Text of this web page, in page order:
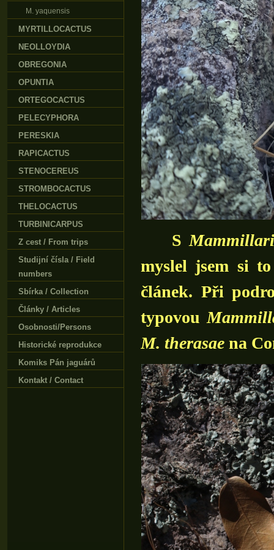
S
myslel jsem si
článek. Při
typovou
M. therasae na
M. yaquensis
MYRTILLOCACTUS
NEOLLOYDIA
OBREGONIA
OPUNTIA
ORTEGOCACTUS
PELECYPHORA
PERESKIA
RAPICACTUS
STENOCEREUS
STROMBOCACTUS
THELOCACTUS
TURBINICARPUS
Z cest / From trips
Studijní čísla / Field
numbers
Sbírka / Collection
Články / Articles
Osobnosti/Persons
Historické reprodukce
Komiks Pán jaguárů
Kontakt / Contact